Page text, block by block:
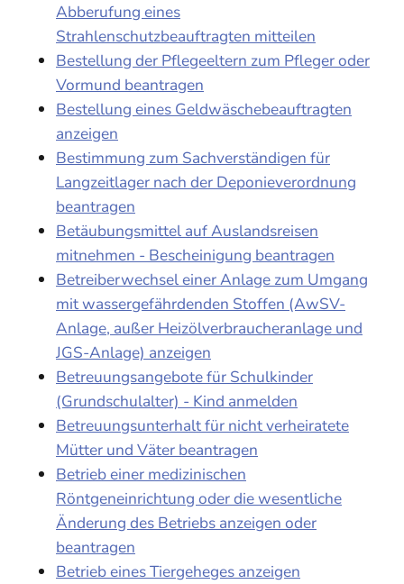
Abberufung eines
Strahlenschutzbeauftragten mitteilen
Bestellung der Pflegeeltern zum Pfleger oder
Vormund beantragen
Bestellung eines Geldwäschebeauftragten
anzeigen
Bestimmung zum Sachverständigen für
Langzeitlager nach der Deponieverordnung
beantragen
Betäubungsmittel auf Auslandsreisen
mitnehmen - Bescheinigung beantragen
Betreiberwechsel einer Anlage zum Umgang
mit wassergefährdenden Stoffen (AwSV-
Anlage, außer Heizölverbraucheranlage und
JGS-Anlage) anzeigen
Betreuungsangebote für Schulkinder
(Grundschulalter) - Kind anmelden
Betreuungsunterhalt für nicht verheiratete
Mütter und Väter beantragen
Betrieb einer medizinischen
Röntgeneinrichtung oder die wesentliche
Änderung des Betriebs anzeigen oder
beantragen
Betrieb eines Tiergeheges anzeigen